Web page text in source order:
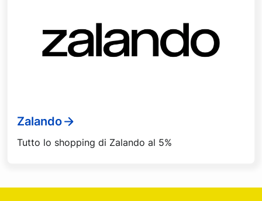
Zalando
Tutto lo shopping di Zalando al 5%